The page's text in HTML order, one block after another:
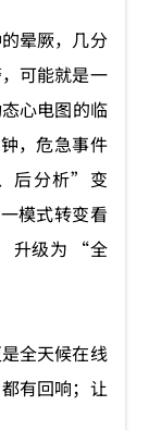
晕厥，几分
可能就是一
心电图的临
，危急事件
后分析”变
模式转变看
升级为 “全
全天候在线
有回响；让